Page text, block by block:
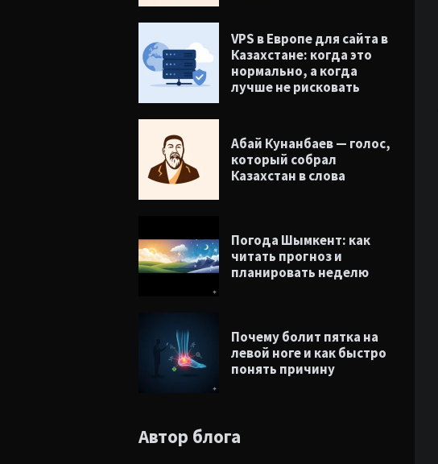
VPS в Европе для сайта в
Казахстане: когда это
нормально, а когда
лучше не рисковать
Абай Кунанбаев — голос,
который собрал
Казахстан в слова
Погода Шымкент: как
читать прогноз и
планировать неделю
Почему болит пятка на
левой ноге и как быстро
понять причину
Автор блога